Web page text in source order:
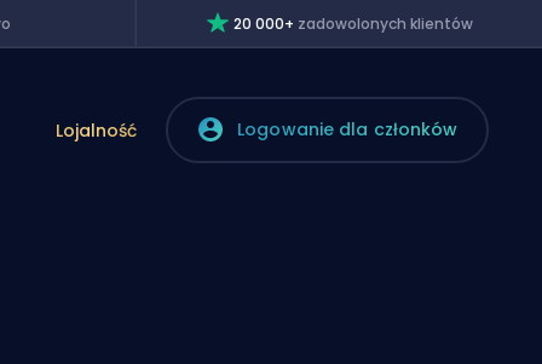
20 000+ zadowolonych klientów
Lojalność Logowanie dla członków